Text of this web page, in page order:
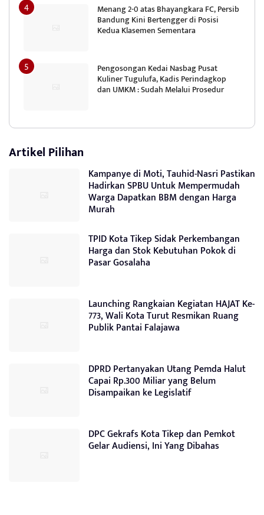
Menang 2-0 atas Bhayangkara FC, Persib
Bandung Kini Bertengger di Posisi
Kedua Klasemen Sementara
Pengosongan Kedai Nasbag Pusat
Kuliner Tugulufa, Kadis Perindagkop
dan UMKM : Sudah Melalui Prosedur
Artikel Pilihan
Kampanye di Moti, Tauhid-Nasri Pastikan
Hadirkan SPBU Untuk Mempermudah
Warga Dapatkan BBM dengan Harga
Murah
TPID Kota Tikep Sidak Perkembangan
Harga dan Stok Kebutuhan Pokok di
Pasar Gosalaha
Launching Rangkaian Kegiatan HAJAT Ke-
773, Wali Kota Turut Resmikan Ruang
Publik Pantai Falajawa
DPRD Pertanyakan Utang Pemda Halut
Capai Rp.300 Miliar yang Belum
Disampaikan ke Legislatif
DPC Gekrafs Kota Tikep dan Pemkot
Gelar Audiensi, Ini Yang Dibahas